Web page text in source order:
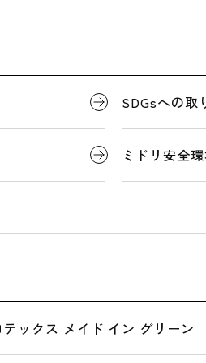
代表者ごあ
会社概要
製品について
デジタルカ
SDGsへの取
ミドリ安全
テックス メイド イン グリーン
次の安全へ
・健康・快適職場への奉仕」を
カーとして、働く現場の安全を
品質な製品の提供にとどまらず
細かなサービス、BCPを含む